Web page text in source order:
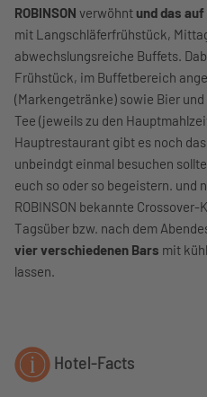
ROBINSON verwöhnt und das
mit Langschläferfrühstück,
abwechslungsreiche Buffets.
Frühstück, im Buffetbereich
(Markengetränke) sowie Bier
Tee (jeweils zu den
Hauptrestaurant gibt es noch
unbeindgt einmal besuchen
euch so oder so begeistern. und
ROBINSON bekannte
Tagsüber bzw. nach dem
vier verschiedenen Bars mit
lassen.
Hotel-Facts